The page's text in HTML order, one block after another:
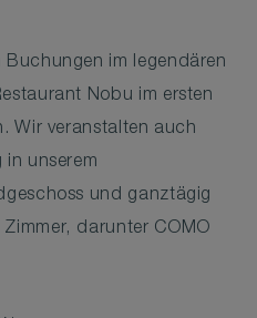
Buchungen im legendären
Nobu im ersten
Wir veranstalten auch
unserem
und ganztägig
darunter COMO